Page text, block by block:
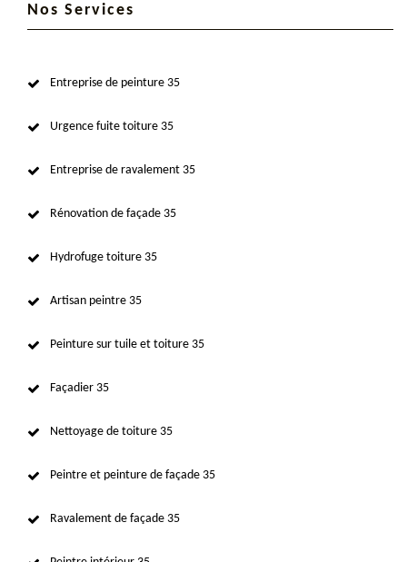
Nos Services
Entreprise de peinture 35
Urgence fuite toiture 35
Entreprise de ravalement 35
Rénovation de façade 35
Hydrofuge toiture 35
Artisan peintre 35
Peinture sur tuile et toiture 35
Façadier 35
Nettoyage de toiture 35
Peintre et peinture de façade 35
Ravalement de façade 35